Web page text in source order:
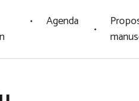
Agenda